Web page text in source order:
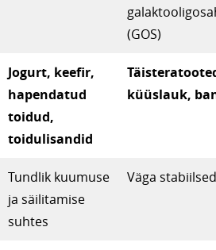
(GOS)
Jogurt, keefir,
hapendatud
toidud,
toidulisandid
küüslauk,
Tundlik kuumuse
ja säilitamise
suhtes
Väga stabiilsed